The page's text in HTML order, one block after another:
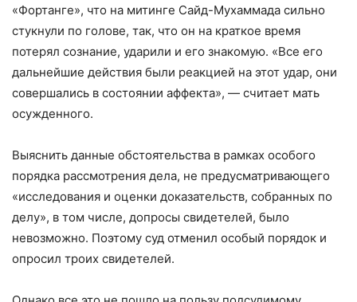
«Фортанге», что на митинге Сайд-Мухаммада сильно
стукнули по голове, так, что он на краткое время
потерял сознание, ударили и его знакомую. «Все его
дальнейшие действия были реакцией на этот удар, они
совершались в состоянии аффекта», — считает мать
осужденного.
Выяснить данные обстоятельства в рамках особого
порядка рассмотрения дела, не предусматривающего
«исследования и оценки доказательств, собранных по
делу», в том числе, допросы свидетелей, было
невозможно. Поэтому суд отменил особый порядок и
опросил троих свидетелей.